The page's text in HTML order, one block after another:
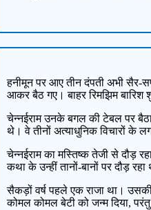
हनीमून पर आए तीन दंपती अभी सैर-
आकर बैठ गए। बाहर रिमझिम
चेन्नईराम उनके बगल की टेबल पर
थे। वे तीनों अत्याधुनिक विचारों के
चेन्नईराम का मस्तिष्क तेजी से दौड़
कथा के उन्हीं तानों-बानों पर दौड़
सैकड़ों वर्ष पहले एक राजा था।
कोमल कोमल बेटी को जन्म दिया,